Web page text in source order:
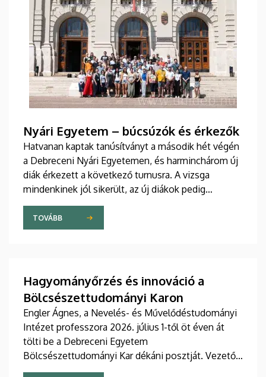
Nyári Egyetem – búcsúzók és érkezők
Hatvanan kaptak tanúsítványt a második hét végén
a Debreceni Nyári Egyetemen, és harminchárom új
diák érkezett a következő turnusra. A vizsga
mindenkinek jól sikerült, az új diákok pedig
sikeresen beilleszkedtek a csoportokba, ahol
továbbra is szorgalmasan tanulják a magyar
nyelvet.
TOVÁBB
Hagyományőrzés és innováció a
Bölcsészettudományi Karon
Engler Ágnes, a Nevelés- és Művelődéstudományi
Intézet professzora 2026. július 1-től öt éven át
tölti be a Debreceni Egyetem
Bölcsészettudományi Kar dékáni posztját. Vezetői
stratégiájában fontos szerepet szán a kar